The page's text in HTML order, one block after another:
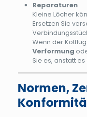
Reparaturen
Kleine Löcher
Ersetzen Sie
Wenn der
Verformung
Sie es, anstatt
Normen,